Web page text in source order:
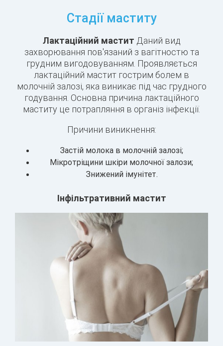
Стадії маститу
Лактаційний мастит Даний вид
захворювання пов'язаний з вагітностю та
грудним вигодовуванням. Проявляється
лактаційний мастит гострим болем в
молочній залозі, яка виникає під час грудного
годування. Основна причина лактаційного
маститу це потрапляння в організ інфекції.
Причини виникнення:
Застій молока в молочній залозі;
Мікротріщини шкіри молочної залози;
Знижений імунітет.
Інфільтративний мастит